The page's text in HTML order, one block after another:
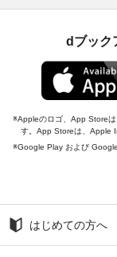
dブック
Appleのロゴ、App Store
す。App Storeは、Apple
Google Play および
はじめての方へ